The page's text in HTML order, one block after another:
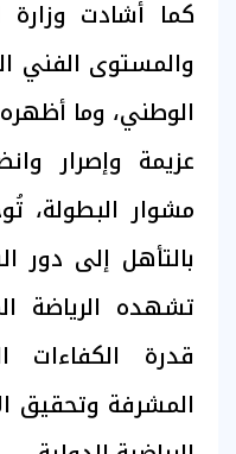
كما أشادت وزارة
والمستوى الفني
الوطني، وما
عزيمة وإصرار
مشوار البطولة،
بالتأهل إلى دور
تشهده الرياضة
قدرة الكفاءات
المشرفة وتحقيق